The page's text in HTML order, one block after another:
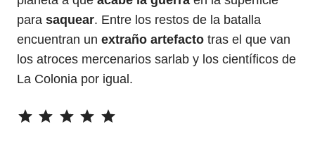
para saquear. Entre los restos de la batalla
encuentran un extraño artefacto tras el que van
los atroces mercenarios sarlab y los científicos de
La Colonia por igual.
⭐⭐⭐⭐⭐